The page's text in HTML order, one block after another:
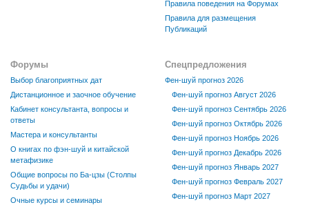
Правила поведения на Форумах
Правила для размещения
Публикаций
Форумы
Выбор благоприятных дат
Дистанционное и заочное обучение
Кабинет консультанта, вопросы и
ответы
Мастера и консультанты
О книгах по фэн-шуй и китайской
метафизике
Общие вопросы по Ба-цзы (Столпы
Судьбы и удачи)
Очные курсы и семинары
Спецпредложения
Фен-шуй прогноз 2026
Фен-шуй прогноз Август 2026
Фен-шуй прогноз Сентябрь 2026
Фен-шуй прогноз Октябрь 2026
Фен-шуй прогноз Ноябрь 2026
Фен-шуй прогноз Декабрь 2026
Фен-шуй прогноз Январь 2027
Фен-шуй прогноз Февраль 2027
Фен-шуй прогноз Март 2027